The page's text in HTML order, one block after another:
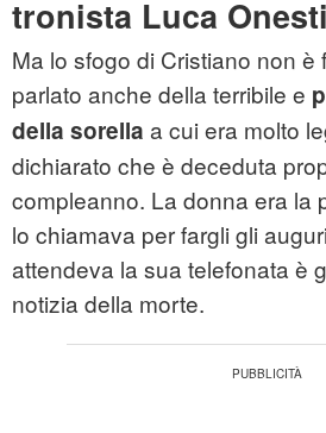
tronista Luca
Ma lo sfogo di Cristiano non è
parlato anche della terribile e
della sorella a cui era molto
dichiarato che è deceduta
compleanno. La donna era la
lo chiamava per fargli gli
attendeva la sua telefonata è
notizia della morte.